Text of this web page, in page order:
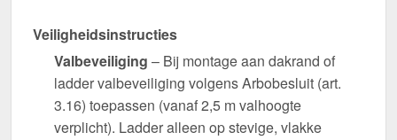
Veiligheidsinstructies
Valbeveiliging – Bij montage aan dakrand of
ladder valbeveiliging volgens Arbobesluit (art.
3.16) toepassen (vanaf 2,5 m valhoogte
verplicht). Ladder alleen op stevige, vlakke